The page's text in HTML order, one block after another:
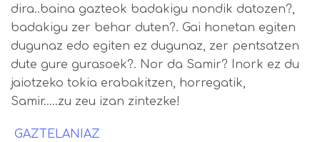
dira..baina gazteok badakigu nondik datozen?,
badakigu zer behar duten?. Gai honetan egiten
dugunaz edo egiten ez dugunaz, zer pentsatzen
dute gure gurasoek?. Nor da Samir? Inork ez du
jaiotzeko tokia erabakitzen, horregatik,
Samir…..zu zeu izan zintezke!
GAZTELANIAZ